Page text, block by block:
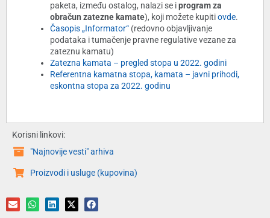
paketa, između ostalog, nalazi se iprogram za
obračun zatezne kamate), koji možete kupitiovde.
Časopis „Informator“ (redovno objavljivanje
podataka i tumačenje pravne regulative vezane za
zateznu kamatu)
Zatezna kamata – pregled stopa u 2022. godini
Referentna kamatna stopa, kamata – javni prihodi,
eskontna stopa za 2022. godinu
Korisni linkovi:
"Najnovije vesti" arhiva
Proizvodi i usluge (kupovina)